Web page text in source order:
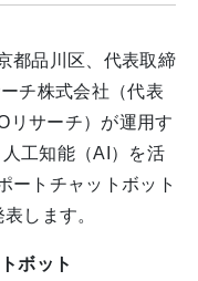
都品川区、代表取締
チ株式会社（代表
リサーチ）が運用す
工知能（AI）を活
ートチャットボット
します。
ボット